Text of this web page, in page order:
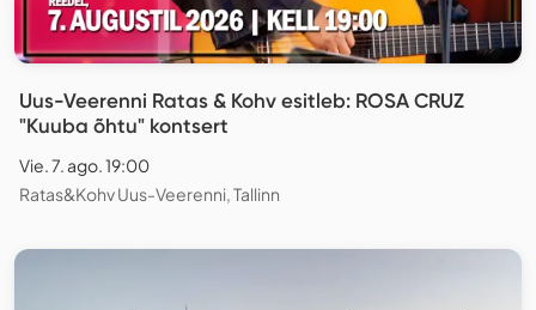
Uus-Veerenni Ratas & Kohv esitleb: ROSA CRUZ
"Kuuba õhtu" kontsert
Vie. 7. ago. 19:00
Ratas&Kohv Uus-Veerenni, Tallinn